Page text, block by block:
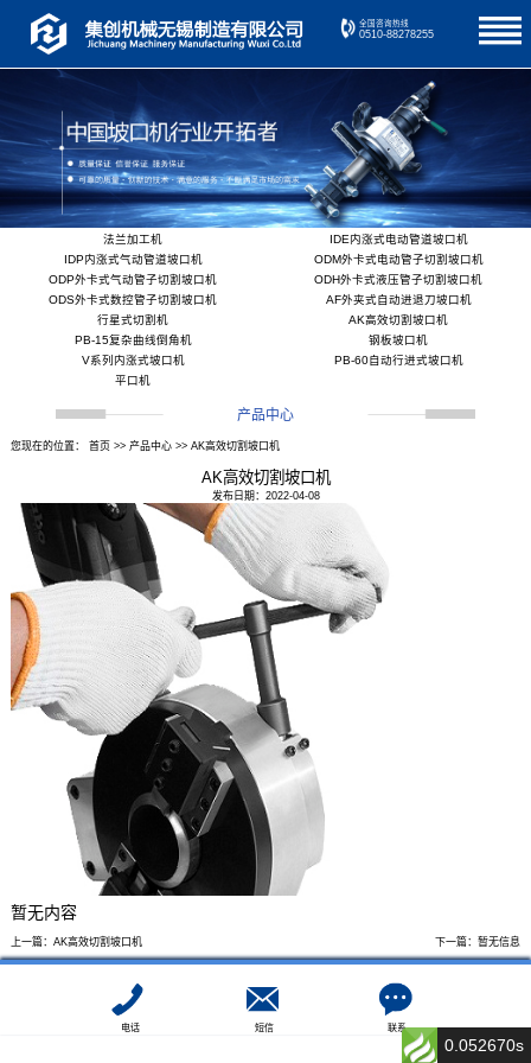
全国咨询热线
0510-88278255
法兰加工机
IDE内涨式电动管道坡口机
IDP内涨式气动管道坡口机
ODM外卡式电动管子切割坡口机
ODP外卡式气动管子切割坡口机
ODH外卡式液压管子切割坡口机
ODS外卡式数控管子切割坡口机
AF外夹式自动进退刀坡口机
行星式切割机
AK高效切割坡口机
PB-15复杂曲线倒角机
钢板坡口机
V系列内涨式坡口机
PB-60自动行进式坡口机
平口机
产品中心
您现在的位置： 首页 >> 产品中心>> AK高效切割坡口机
AK高效切割坡口机
发布日期：2022-04-08
暂无内容
上一篇： AK高效切割坡口机 下一篇：暂无信息
电话 短信 联系
0.052670s